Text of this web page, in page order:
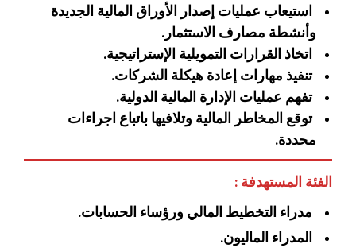
استيعاب عمليات إصدار الأوراق المالية الجديدة
وأنشطة مصارف الاستثمار.
اتخاذ القرارات التمويلية الإستراتيجية.
تنفيذ مهارات إعادة هيكلة الشركات.
تفهم عمليات الإدارة المالية الدولية.
توقع المخاطر المالية وتلافيها باتباع اجراءات
محددة.
الفئة المستهدفة :
مدراء التخطيط المالي ورؤساء الحسابات.
المدراء الماليون.